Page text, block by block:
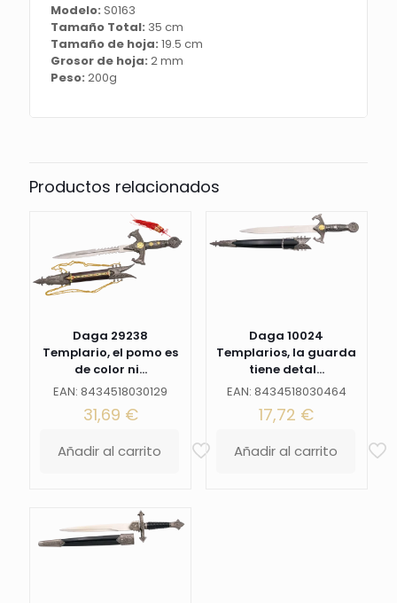
35cm
es
acabados
en
cantidad
Modelo: S0163
Tamaño Total: 35 cm
Tamaño de hoja: 19.5 cm
Grosor de hoja: 2 mm
Peso:200g
Productos relacionados
Daga 29238
Templario, el pomo es
de color ni...
EAN: 8434518030129
31,69 €
Añadir al carrito
Daga 10024
Templarios, la guarda
tiene detal...
EAN: 8434518030464
17,72 €
Añadir al carrito